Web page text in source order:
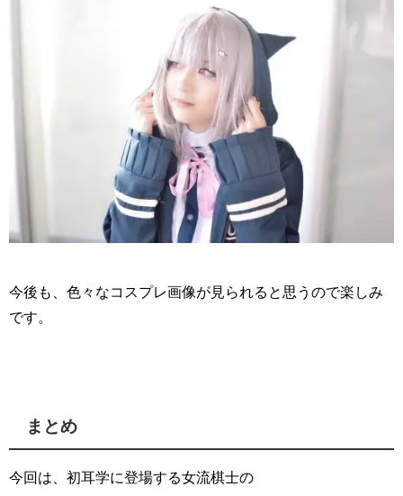
今後も、色々なコスプレ画像が見られると思うので楽しみ
です。
まとめ
今回は、初耳学に登場する女流棋士の